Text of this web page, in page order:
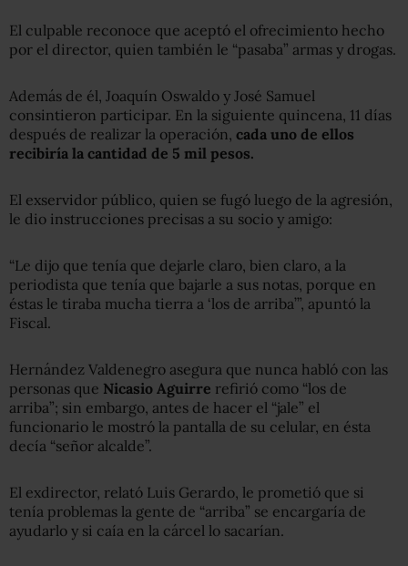
El culpable reconoce que aceptó el ofrecimiento hecho
por el director, quien también le “pasaba” armas y drogas.
Además de él, Joaquín Oswaldo y José Samuel
consintieron participar. En la siguiente quincena, 11 días
después de realizar la operación, cada uno de ellos
recibiría la cantidad de 5 mil pesos.
El exservidor público, quien se fugó luego de la agresión,
le dio instrucciones precisas a su socio y amigo:
“Le dijo que tenía que dejarle claro, bien claro, a la
periodista que tenía que bajarle a sus notas, porque en
éstas le tiraba mucha tierra a ‘los de arriba’”, apuntó la
Fiscal.
Hernández Valdenegro asegura que nunca habló con las
personas que Nicasio Aguirre refirió como “los de
arriba”; sin embargo, antes de hacer el “jale” el
funcionario le mostró la pantalla de su celular, en ésta
decía “señor alcalde”.
El exdirector, relató Luis Gerardo, le prometió que si
tenía problemas la gente de “arriba” se encargaría de
ayudarlo y si caía en la cárcel lo sacarían.